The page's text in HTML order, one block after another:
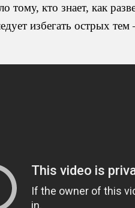
тому, кто знает, как
избегать острых